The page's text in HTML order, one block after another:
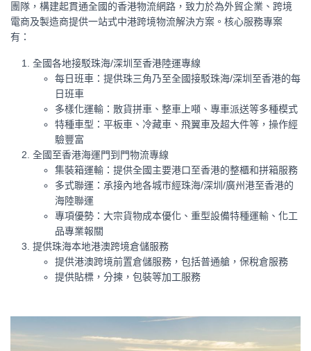
團隊，構建起貫通全國的香港物流網路，致力於為外貿企業、跨境
電商及製造商提供一站式中港跨境物流解決方案。核心服務專案
有：
全國各地接駁珠海/深圳至香港陸運專線
每日班車：提供珠三角乃至全國接駁珠海/深圳至香港的每
日班車
多樣化運輸：散貨拼車、整車上噸、專車派送等多種模式
特種車型：平板車、冷藏車、飛翼車及超大件等，操作經
驗豐富
全國至香港海運門到門物流專線
集裝箱運輸：提供全國主要港口至香港的整櫃和拼箱服務
多式聯運：承接內地各城市經珠海/深圳 /廣州港至香港的
海陸聯運
專項優勢：大宗貨物成本優化、重型設備特種運輸、化工
品專業報關
提供珠海本地港澳跨境倉儲服務
提供港澳跨境前置倉儲服務，包括普通艙，保稅倉服務
提供貼標，分揀，包裝等加工服務